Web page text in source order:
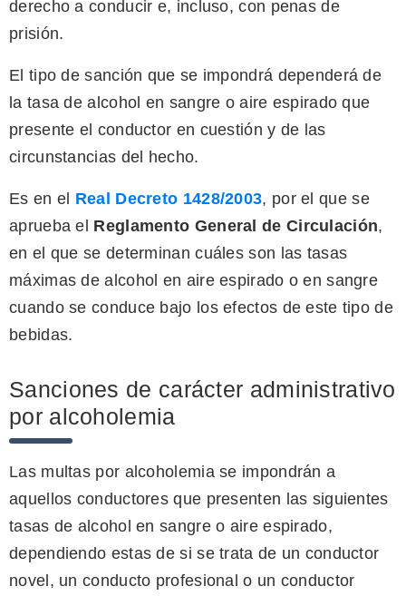
derecho a conducir e, incluso, con penas de
prisión.
El tipo de sanción que se impondrá dependerá de
la tasa de alcohol en sangre o aire espirado que
presente el conductor en cuestión y de las
circunstancias del hecho.
Es en el Real Decreto 1428/2003, por el que se
aprueba el Reglamento General de Circulación,
en el que se determinan cuáles son las tasas
máximas de alcohol en aire espirado o en sangre
cuando se conduce bajo los efectos de este tipo de
bebidas.
Sanciones de carácter administrativo
por alcoholemia
Las multas por alcoholemia se impondrán a
aquellos conductores que presenten las siguientes
tasas de alcohol en sangre o aire espirado,
dependiendo estas de si se trata de un conductor
novel, un conducto profesional o un conductor